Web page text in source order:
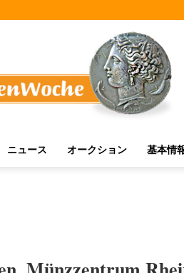
ニュース オークション 基本情